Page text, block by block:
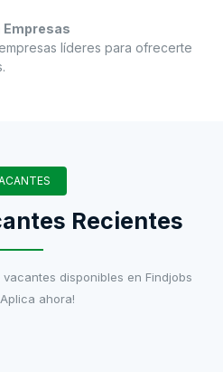
líderes para ofrecerte
Recientes
disponibles en Findjobs
ahora!